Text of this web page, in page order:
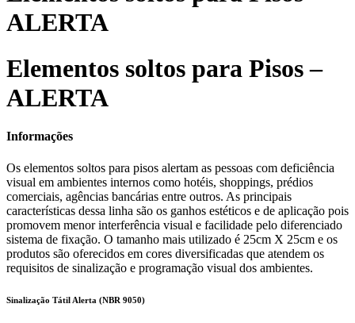
ALERTA
Elementos soltos para Pisos –
ALERTA
Informações
Os elementos soltos para pisos alertam as pessoas com deficiência
visual em ambientes internos como hotéis, shoppings, prédios
comerciais, agências bancárias entre outros. As principais
características dessa linha são os ganhos estéticos e de aplicação pois
promovem menor interferência visual e facilidade pelo diferenciado
sistema de fixação. O tamanho mais utilizado é 25cm X 25cm e os
produtos são oferecidos em cores diversificadas que atendem os
requisitos de sinalização e programação visual dos ambientes.
Sinalização Tátil Alerta (NBR 9050)